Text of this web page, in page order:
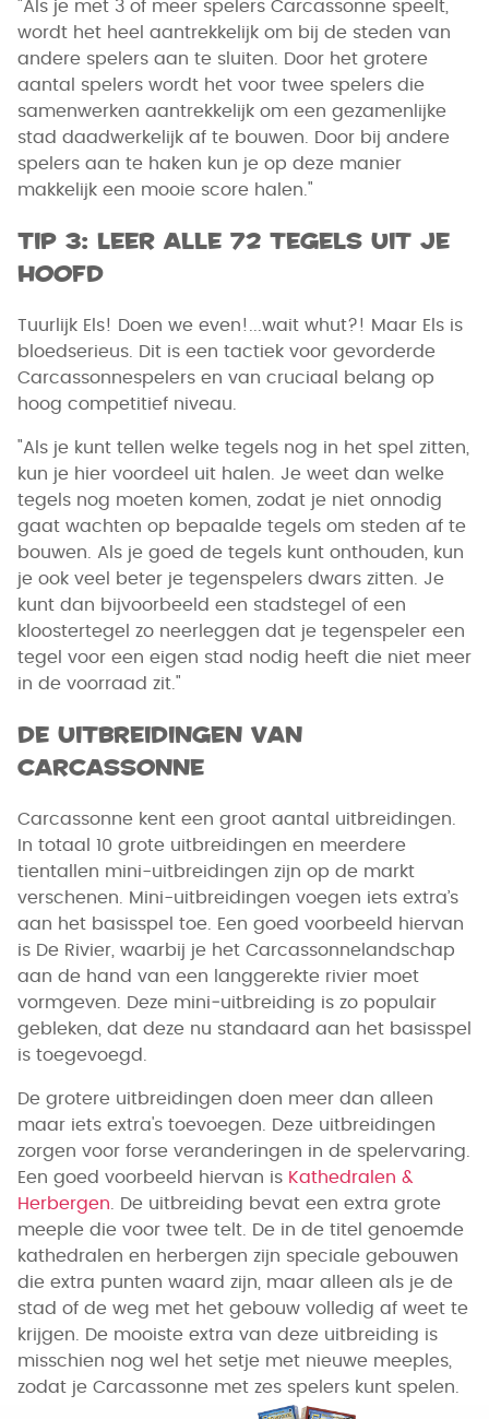
"Als je met 3 of meer spelers Carcassonne speelt,
wordt het heel aantrekkelijk om bij de steden van
andere spelers aan te sluiten. Door het grotere
aantal spelers wordt het voor twee spelers die
samenwerken aantrekkelijk om een gezamenlijke
stad daadwerkelijk af te bouwen. Door bij andere
spelers aan te haken kun je op deze manier
makkelijk een mooie score halen."
Tip 3: Leer alle 72 tegels uit je
hoofd
Tuurlijk Els! Doen we even!...wait whut?! Maar Els is
bloedserieus. Dit is een tactiek voor gevorderde
Carcassonnespelers en van cruciaal belang op
hoog competitief niveau.
"Als je kunt tellen welke tegels nog in het spel zitten,
kun je hier voordeel uit halen. Je weet dan welke
tegels nog moeten komen, zodat je niet onnodig
gaat wachten op bepaalde tegels om steden af te
bouwen. Als je goed de tegels kunt onthouden, kun
je ook veel beter je tegenspelers dwars zitten. Je
kunt dan bijvoorbeeld een stadstegel of een
kloostertegel zo neerleggen dat je tegenspeler een
tegel voor een eigen stad nodig heeft die niet meer
in de voorraad zit."
De uitbreidingen van
Carcassonne
Carcassonne kent een groot aantal uitbreidingen.
In totaal 10 grote uitbreidingen en meerdere
tientallen mini-uitbreidingen zijn op de markt
verschenen. Mini-uitbreidingen voegen iets extra’s
aan het basisspel toe. Een goed voorbeeld hiervan
is De Rivier, waarbij je het Carcassonnelandschap
aan de hand van een langgerekte rivier moet
vormgeven. Deze mini‑uitbreiding is zo populair
gebleken, dat deze nu standaard aan het basisspel
is toegevoegd.
De grotere uitbreidingen doen meer dan alleen
maar iets extra's toevoegen. Deze uitbreidingen
zorgen voor forse veranderingen in de spelervaring.
Een goed voorbeeld hiervan is Kathedralen &
Herbergen . De uitbreiding bevat een extra grote
meeple die voor twee telt. De in de titel genoemde
kathedralen en herbergen zijn speciale gebouwen
die extra punten waard zijn, maar alleen als je de
stad of de weg met het gebouw volledig af weet te
krijgen. De mooiste extra van deze uitbreiding is
misschien nog wel het setje met nieuwe meeples,
zodat je Carcassonne met zes spelers kunt spelen.